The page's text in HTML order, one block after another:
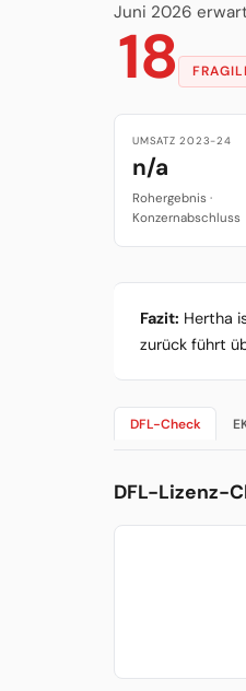
Juni 2026
18
UMSATZ 2023-24
n/a
Rohergebnis ·
Konzernabschluss
Fazit: Hertha
zurück führt
DFL-Check
DFL-Lizenz-